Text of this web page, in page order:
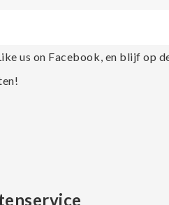
us on Facebook, en blijf op